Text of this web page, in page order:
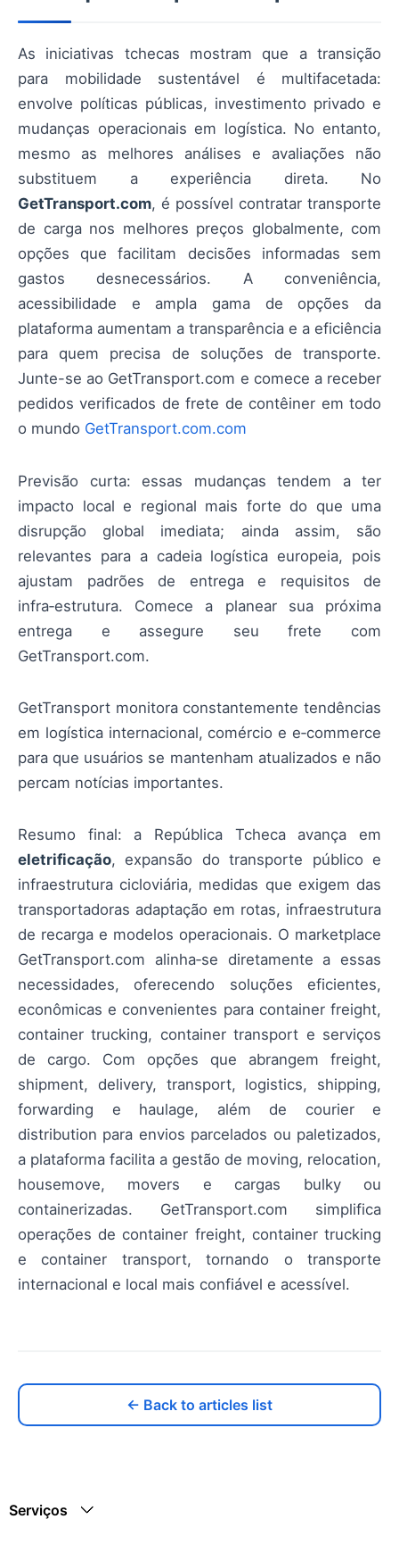
As iniciativas tchecas mostram que a transição
para mobilidade sustentável é multifacetada:
envolve políticas públicas, investimento privado e
mudanças operacionais em logística. No entanto,
mesmo as melhores análises e avaliações não
substituem a experiência direta. No
GetTransport.com, é possível contratar transporte
de carga nos melhores preços globalmente, com
opções que facilitam decisões informadas sem
gastos desnecessários. A conveniência,
acessibilidade e ampla gama de opções da
plataforma aumentam a transparência e a eficiência
para quem precisa de soluções de transporte.
Junte-se ao GetTransport.com e comece a receber
pedidos verificados de frete de contêiner em todo
o mundo GetTransport.com.com
Previsão curta: essas mudanças tendem a ter
impacto local e regional mais forte do que uma
disrupção global imediata; ainda assim, são
relevantes para a cadeia logística europeia, pois
ajustam padrões de entrega e requisitos de
infra‑estrutura. Comece a planear sua próxima
entrega e assegure seu frete com
GetTransport.com.
GetTransport monitora constantemente tendências
em logística internacional, comércio e e‑commerce
para que usuários se mantenham atualizados e não
percam notícias importantes.
Resumo final: a República Tcheca avança em
eletrificação, expansão do transporte público e
infraestrutura cicloviária, medidas que exigem das
transportadoras adaptação em rotas, infraestrutura
de recarga e modelos operacionais. O marketplace
GetTransport.com alinha‑se diretamente a essas
necessidades, oferecendo soluções eficientes,
econômicas e convenientes para container freight,
container trucking, container transport e serviços
de cargo. Com opções que abrangem freight,
shipment, delivery, transport, logistics, shipping,
forwarding e haulage, além de courier e
distribution para envios parcelados ou paletizados,
a plataforma facilita a gestão de moving, relocation,
housemove, movers e cargas bulky ou
containerizadas. GetTransport.com simplifica
operações de container freight, container trucking
e container transport, tornando o transporte
internacional e local mais confiável e acessível.
← Back to articles list
Serviços